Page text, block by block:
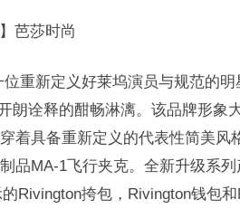
芭莎时尚
新定义好莱坞演员与规范的明
朗诠释的酣畅淋漓。该品牌形象
着具备重新定义的代表性简美
品MA-1飞行夹克。全新升级系
Rivington挎包，Rivington钱包和